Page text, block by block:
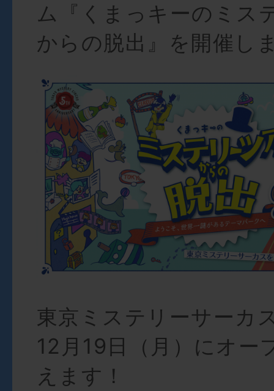
ム『くまっキーのミス
からの脱出』を開催し
東京ミステリーサーカ
12月19日（月）にオー
えます！